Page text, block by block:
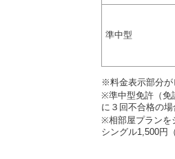
準中型
※料金表示部分が
※準中型免許（免
に３回不合格の
※相部屋プランを
シングル1,500円